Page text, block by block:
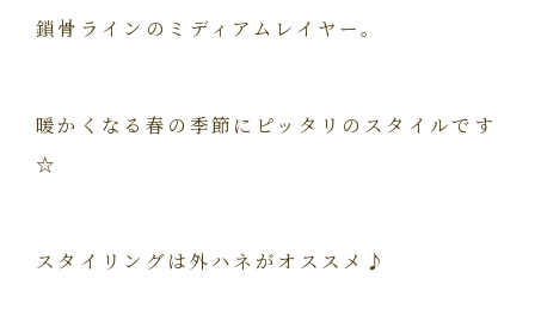
鎖骨ラインのミディアムレイヤー。
暖かくなる春の季節にピッタリのスタイルです
☆
スタイリングは外ハネがオススメ♪